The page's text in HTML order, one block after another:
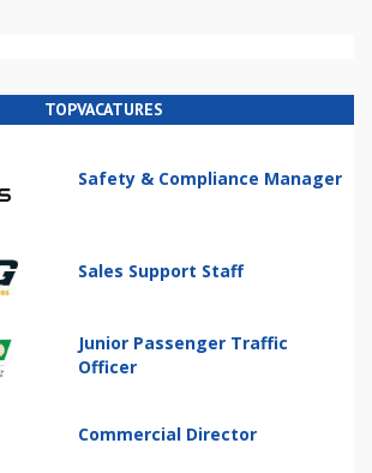
TOPVACATURES
Safety & Compliance Manager
Sales Support Staff
Junior Passenger Traffic
Officer
Commercial Director